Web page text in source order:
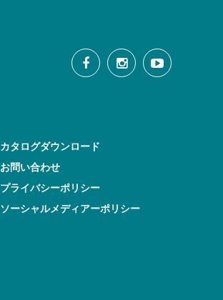
カタログダウンロード
お問い合わせ
プライバシーポリシー
ソーシャルメディアーポリシー